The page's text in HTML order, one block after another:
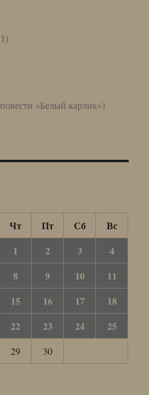
«Белый карлик»)
Чт Пт Сб
Вс
1
2 3
4
8 9 10
11
15 16 17
18
22 23 24
25
29
30